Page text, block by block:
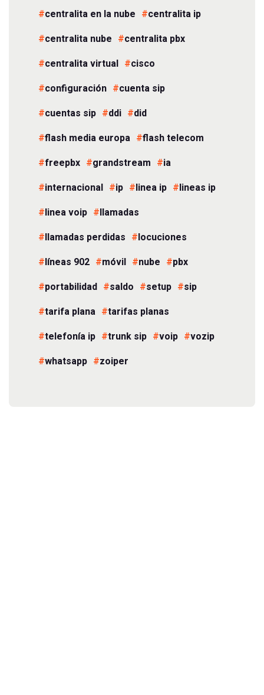
centralita en la nube
centralita ip
centralita nube
centralita pbx
centralita virtual
cisco
configuración
cuenta sip
cuentas sip
ddi
did
flash media europa
flash telecom
freepbx
grandstream
ia
internacional
ip linea ip
lineas ip
linea voip
llamadas
llamadas perdidas
locuciones
líneas 902
móvil nube
pbx
portabilidad
saldo setup
sip
tarifa plana
tarifas planas
telefonía ip
trunk sip voip
vozip
whatsapp
zoiper